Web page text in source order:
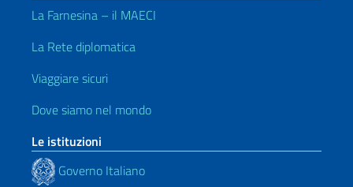
La Farnesina – il MAECI
La Rete diplomatica
Viaggiare sicuri
Dove siamo nel mondo
Le istituzioni
Governo Italiano